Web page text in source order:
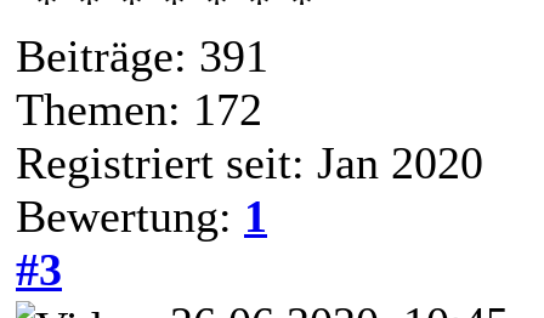
Beiträge: 391
Themen: 172
Registriert seit: Jan 2020
Bewertung: 1
#3